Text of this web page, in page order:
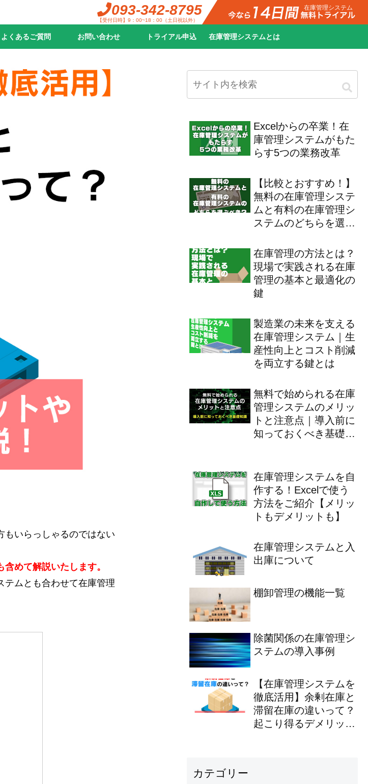
093-342-8795
【受付日時】9：00~18：00（土日祝以外）
在庫管理システム
よくあるご質問 お問い合わせ トライアル申込 在庫管理システムとは
もいらっしゃるのではない
めて解説いたします。
テムとも合わせて在庫管理
Excelからの卒業！在
庫管理システムがもた
らす5つの業務改革
【比較とおすすめ！】
無料の在庫管理システ
ムと有料の在庫管理シ
ステムのどちらを選ぶ
在庫管理の方法とは？
現場で実践される在庫
管理の基本と最適化の
鍵
製造業の未来を支える
在庫管理システム｜生
産性向上とコスト削減
を両立する鍵とは
無料で始められる在庫
管理システムのメリッ
トと注意点｜導入前に
知っておくべき基礎知
在庫管理システムを自
作する！Excelで使う
方法をご紹介【メリッ
トもデメリットも】
在庫管理システムと入
出庫について
棚卸管理の機能一覧
除菌関係の在庫管理シ
ステムの導入事例
【在庫管理システムを
徹底活用】余剰在庫と
滞留在庫の違いって？
起こり得るデメリット
カテゴリー